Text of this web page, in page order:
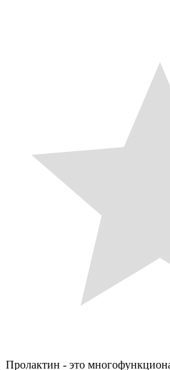
Пролактин - это